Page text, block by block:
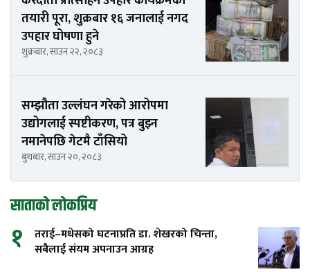
तयारी पूरा, शुक्रबार १६ जनालाई नगद
उपहार घोषणा हुने
शुक्रबार, साउन २२, २०८३
सम्झौता उल्लंघन गरेको आरोपमा
उद्योगलाई स्पष्टीकरण, पत्र बुझ्न
नमानेपछि गेटमै टाँसियो
बुधबार, साउन २०, २०८३
साताको लोकप्रिय
१
तराई–मधेसको घटनाप्रति डा. शेखरको चिन्ता,
सबैलाई संयम अपनाउन आग्रह